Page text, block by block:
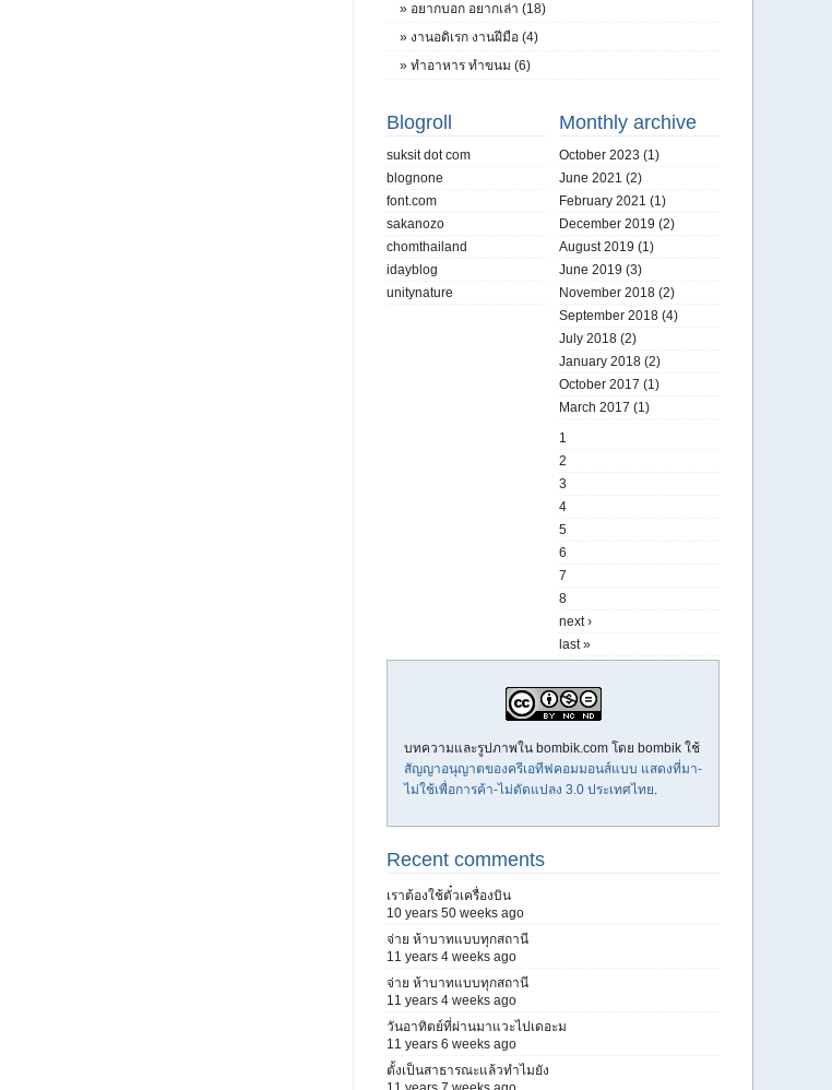
» อยากบอก อยากเล่า (18)
» งานอดิเรก งานฝีมือ (4)
» ทำอาหาร ทำขนม (6)
Blogroll
suksit dot com
blognone
font.com
sakanozo
chomthailand
idayblog
unitynature
Monthly archive
October 2023 (1)
June 2021 (2)
February 2021 (1)
December 2019 (2)
August 2019 (1)
June 2019 (3)
November 2018 (2)
September 2018 (4)
July 2018 (2)
January 2018 (2)
October 2017 (1)
March 2017 (1)
1
2
3
4
5
6
7
8
next ›
last »
บทความและรูปภาพใน bombik.com โดย bombik ใช้
สัญญาอนุญาตของครีเอทีฟคอมมอนส์แบบ แสดงที่มา-
ไม่ใช้เพื่อการค้า-ไม่ดัดแปลง 3.0 ประเทศไทย.
Recent comments
เราต้องใช้ตั๋วเครื่องบิน
10 years 50 weeks ago
จ่าย ห้าบาทแบบทุกสถานี
11 years 4 weeks ago
จ่าย ห้าบาทแบบทุกสถานี
11 years 4 weeks ago
วันอาทิตย์ที่ผ่านมาแวะไปเดอะม
11 years 6 weeks ago
ตั้งเป็นสาธารณะแล้วทำไมยัง